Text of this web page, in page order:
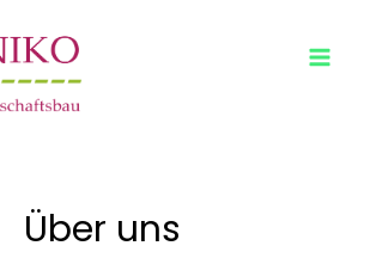
Über uns